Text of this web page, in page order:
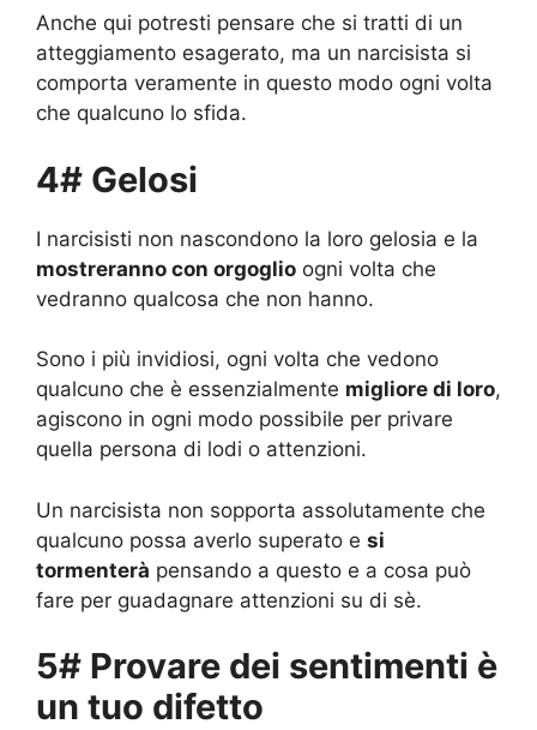
Anche qui potresti pensare che si tratti di un
atteggiamento esagerato, ma un narcisista si
comporta veramente in questo modo ogni volta
che qualcuno lo sfida.
4# Gelosi
I narcisisti non nascondono la loro gelosia e la
mostreranno con orgoglio ogni volta che
vedranno qualcosa che non hanno.
Sono i più invidiosi, ogni volta che vedono
qualcuno che è essenzialmente migliore di loro,
agiscono in ogni modo possibile per privare
quella persona di lodi o attenzioni.
Un narcisista non sopporta assolutamente che
qualcuno possa averlo superato e si
tormenterà pensando a questo e a cosa può
fare per guadagnare attenzioni su di sè.
5# Provare dei sentimenti è
un tuo difetto